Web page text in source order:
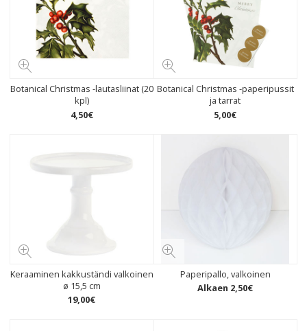
Botanical Christmas -lautasliinat (20
kpl)
4,50€
Botanical Christmas -paperipussit
ja tarrat
5,00€
Keraaminen kakkuständi valkoinen
ø 15,5 cm
19,00€
Paperipallo, valkoinen
Alkaen 2,50€